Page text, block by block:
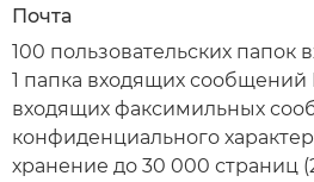
Почта
100 пользовательских папок
1 папка входящих сообщений
входящих факсимильных
конфиденциального
хранение до 30 000 страниц